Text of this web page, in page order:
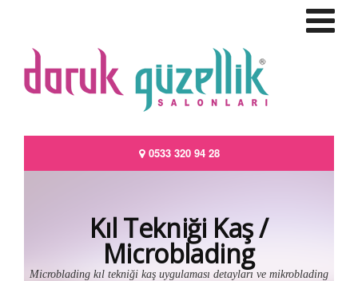
0533 320 94 28
Kıl Tekniği Kaş /
Microblading
Microblading kıl tekniği kaş uygulaması detayları ve mikroblading